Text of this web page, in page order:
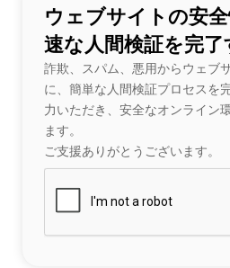
ウェブサイトの安
速な人間検証を完了
詐欺、スパム、悪用からウェブ
に、簡単な人間検証プロセスを
力いただき、安全なオンライン
ます。
ご支援ありがとうございます。